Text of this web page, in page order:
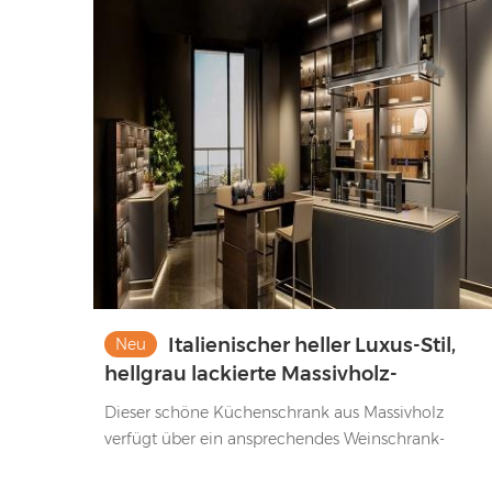
Design des Wandschranks, was sehr schön und
Neu
Italienischer heller Luxus-Stil,
hellgrau lackierte Massivholz-
Küchenschränke mit Weinkühler-
Aufbewahrung
Dieser schöne Küchenschrank aus Massivholz
verfügt über ein ansprechendes Weinschrank-